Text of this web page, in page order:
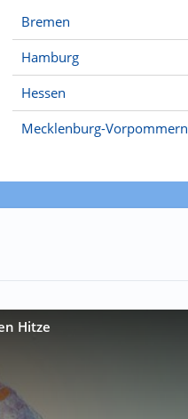
Bremen
Hamburg
Hessen
Mecklenburg-Vorpommern
Hitze